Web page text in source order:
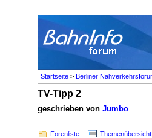
Startseite > Berliner
TV-Tipp 2
geschrieben von Jumbo
Forenliste Themenübersicht